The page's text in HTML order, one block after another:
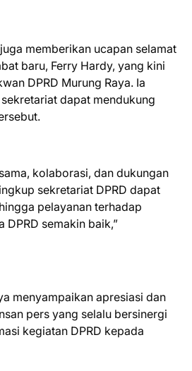
memberikan ucapan selamat
baru, Ferry Hardy, yang kini
DPRD Murung Raya. Ia
dapat mendukung
kolaborasi, dan dukungan
sekretariat DPRD dapat
pelayanan terhadap
DPRD semakin baik,”
menyampaikan apresiasi dan
pers yang selalu bersinergi
kegiatan DPRD kepada